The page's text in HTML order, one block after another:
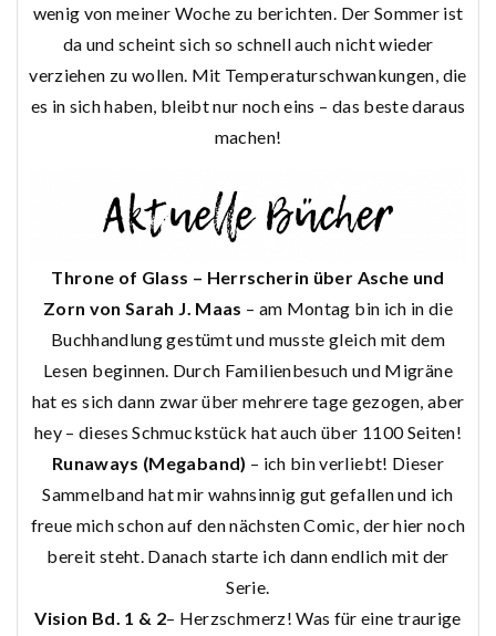
wenig von meiner Woche zu berichten. Der Sommer ist
da und scheint sich so schnell auch nicht wieder
verziehen zu wollen. Mit Temperaturschwankungen, die
es in sich haben, bleibt nur noch eins – das beste daraus
machen!
Throne of Glass – Herrscherin über Asche und
Zorn von Sarah J. Maas – am Montag bin ich in die
Buchhandlung gestümt und musste gleich mit dem
Lesen beginnen. Durch Familienbesuch und Migräne
hat es sich dann zwar über mehrere tage gezogen, aber
hey – dieses Schmuckstück hat auch über 1100 Seiten!
Runaways (Megaband) – ich bin verliebt! Dieser
Sammelband hat mir wahnsinnig gut gefallen und ich
freue mich schon auf den nächsten Comic, der hier noch
bereit steht. Danach starte ich dann endlich mit der
Serie.
Vision Bd. 1 & 2– Herzschmerz! Was für eine traurige